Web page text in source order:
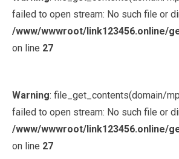
failed to open stream: No such file or
/www/wwwroot/link123456.online/
on line 27
Warning: file_get_contents(domain/
failed to open stream: No such file or
/www/wwwroot/link123456.online/
on line 27